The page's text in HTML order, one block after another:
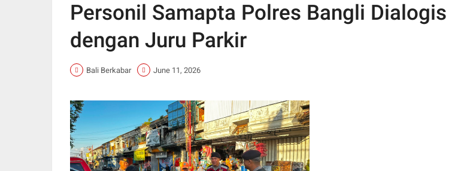
Personil Samapta Polres Bangli Dialogis
dengan Juru Parkir
Bali Berkabar June 11, 2026